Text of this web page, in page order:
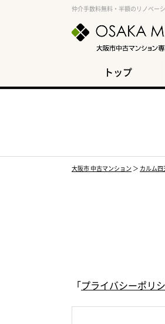
仲介手数料無料・半額のリノベー
トップ
大阪市 中古マンション ＞ カルム
「プライバシーポリ